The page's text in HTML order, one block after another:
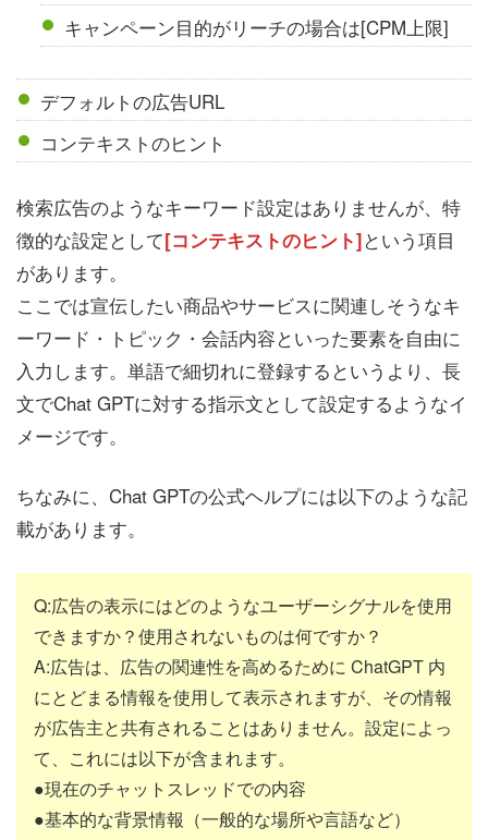
キャンペーン目的がリーチの場合は[CPM上限]
デフォルトの広告URL
コンテキストのヒント
検索広告のようなキーワード設定はありませんが、特
徴的な設定として[コンテキストのヒント]という項目
があります。
ここでは宣伝したい商品やサービスに関連しそうなキ
ーワード・トピック・会話内容といった要素を自由に
入力します。単語で細切れに登録するというより、長
文でChat GPTに対する指示文として設定するようなイ
メージです。
ちなみに、Chat GPTの公式ヘルプには以下のような記
載があります。
Q:広告の表示にはどのようなユーザーシグナルを使用
できますか？使用されないものは何ですか？
A:広告は、広告の関連性を高めるために ChatGPT 内
にとどまる情報を使用して表示されますが、その情報
が広告主と共有されることはありません。設定によっ
て、これには以下が含まれます。
●現在のチャットスレッドでの内容
●基本的な背景情報（一般的な場所や言語など）